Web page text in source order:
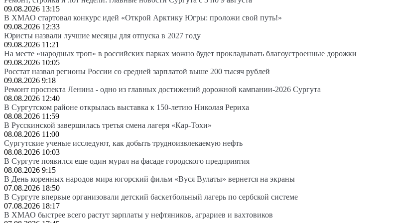
09.08.2026 13:15
В ХМАО стартовал конкурс идей «Открой Арктику Югры: проложи свой путь!»
09.08.2026 12:33
Юристы назвали лучшие месяцы для отпуска в 2027 году
09.08.2026 11:21
На месте «народных троп» в российских парках можно будет прокладывать благоустроенные дорожки
09.08.2026 10:05
Росстат назвал регионы России со средней зарплатой выше 200 тысяч рублей
09.08.2026 9:18
Ремонт проспекта Ленина - одно из главных достижений дорожной кампании-2026 Сургута
08.08.2026 12:40
В Сургутском районе открылась выставка к 150-летию Николая Рериха
08.08.2026 11:59
В Русскинской завершилась третья смена лагеря «Кар-Тохи»
08.08.2026 11:00
Сургутские ученые исследуют, как добыть трудноизвлекаемую нефть
08.08.2026 10:03
В Сургуте появился еще один мурал на фасаде городского предприятия
08.08.2026 9:15
В День коренных народов мира югорский фильм «Вуся Вулаты» вернется на экраны
07.08.2026 18:50
В Сургуте впервые организовали детский баскетбольный лагерь по сербской системе
07.08.2026 18:17
В ХМАО быстрее всего растут зарплаты у нефтяников, аграриев и вахтовиков